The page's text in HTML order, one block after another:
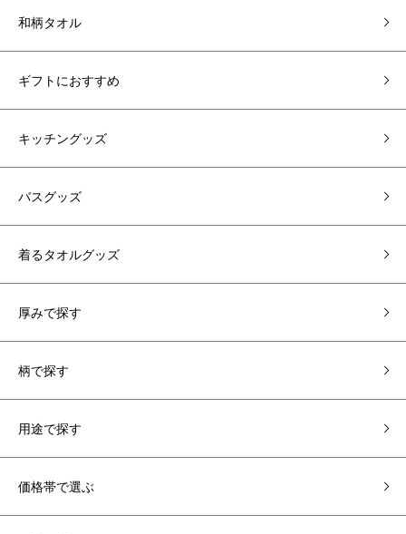
和柄タオル
ギフトにおすすめ
キッチングッズ
バスグッズ
着るタオルグッズ
厚みで探す
柄で探す
用途で探す
価格帯で選ぶ